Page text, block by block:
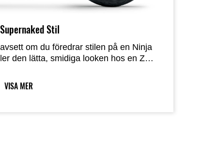
Stil
om du föredrar stilen på en Ninja
den lätta, smidiga looken hos en Z
attraktiv motorcykelstyling
med ny färg och grafik
VISA MER